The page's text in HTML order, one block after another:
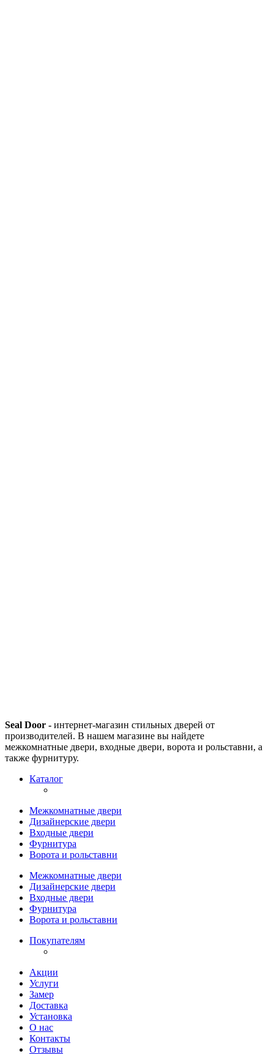
Seal Door - интернет-магазин стильных дверей от
производителей. В нашем магазине вы найдете
межкомнатные двери, входные двери, ворота и рольставни, а
также фурнитуру.
Каталог
Межкомнатные двери
Дизайнерские двери
Входные двери
Фурнитура
Ворота и рольставни
Межкомнатные двери
Дизайнерские двери
Входные двери
Фурнитура
Ворота и рольставни
Покупателям
Акции
Услуги
Замер
Доставка
Установка
О нас
Контакты
Отзывы